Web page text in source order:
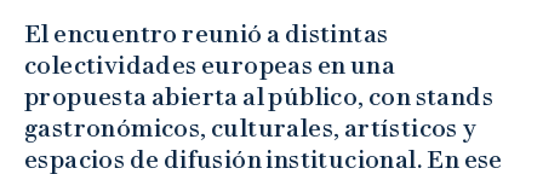
El encuentro reunió a distintas
colectividades europeas en una
propuesta abierta al público, con stands
gastronómicos, culturales, artísticos y
espacios de difusión institucional. En ese